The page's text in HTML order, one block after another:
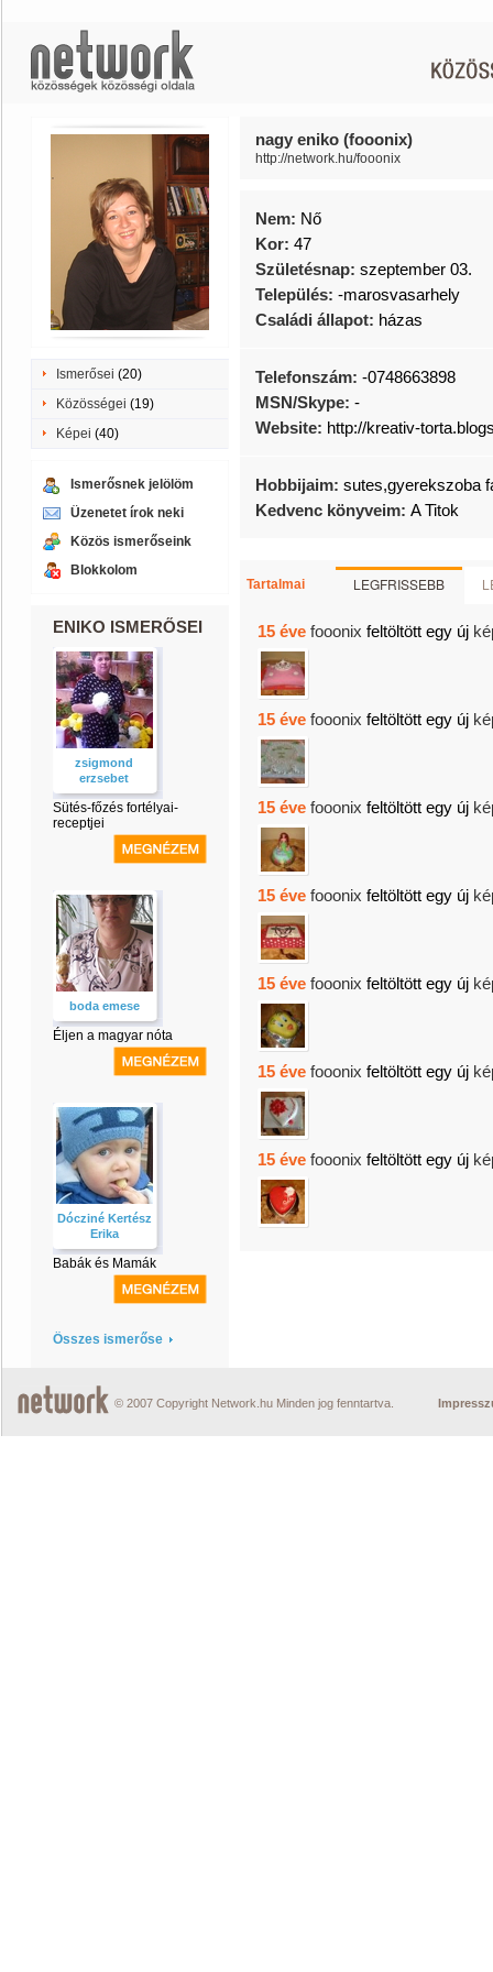
Ismerősei (20)
Közösségei (19)
Képei (40)
Ismerősnek jelölöm
Üzenetet írok neki
Közös ismerőseink
Blokkolom
ENIKO ISMERŐSEI
zsigmond
erzsebet
Sütés-főzés fortélyai-
receptjei
boda emese
Éljen a magyar nóta
Dócziné Kertész
Erika
Babák és Mamák
Összes ismerőse
nagy eniko (fooonix)
http://network.hu/fooonix
Nem: Nő
Kor: 47
Születésnap: szeptember 03.
Település: -marosvasarhely
Családi állapot: házas
Telefonszám: -0748663898
MSN/Skype: -
Website: http://kreativ-
Hobbijaim: sutes,gyerekszoba
Kedvenc könyveim: A Titok
Tartalmai LEGFRISSEBB
15 éve fooonix feltöltött egy új
15 éve fooonix feltöltött egy új
15 éve fooonix feltöltött egy új
15 éve fooonix feltöltött egy új
15 éve fooonix feltöltött egy új
15 éve fooonix feltöltött egy új
15 éve fooonix feltöltött egy új
© 2007 Copyright Network.hu Minden jog fenntartva.